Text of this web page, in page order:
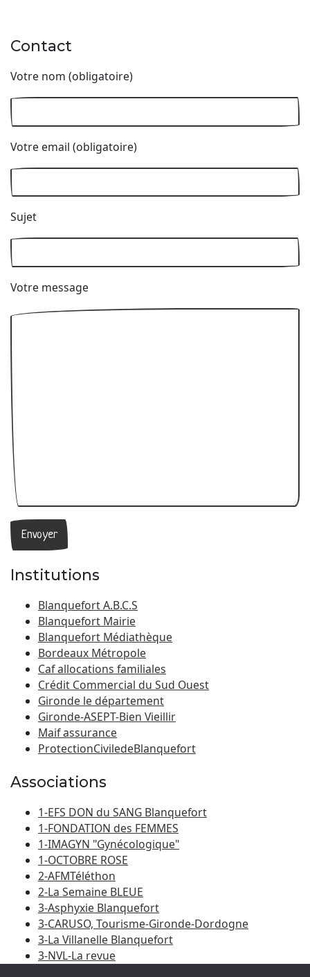
Contact
Votre nom (obligatoire)
Votre email (obligatoire)
Sujet
Votre message
Institutions
Blanquefort A.B.C.S
Blanquefort Mairie
Blanquefort Médiathèque
Bordeaux Métropole
Caf allocations familiales
Crédit Commercial du Sud Ouest
Gironde le département
Gironde-ASEPT-Bien Vieillir
Maif assurance
ProtectionCiviledeBlanquefort
Associations
1-EFS DON du SANG Blanquefort
1-FONDATION des FEMMES
1-IMAGYN "Gynécologique"
1-OCTOBRE ROSE
2-AFMTéléthon
2-La Semaine BLEUE
3-Asphyxie Blanquefort
3-CARUSO, Tourisme-Gironde-Dordogne
3-La Villanelle Blanquefort
3-NVL-La revue